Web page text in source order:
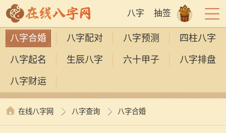
八字 抽签
八字合婚 八字配对 八字预测 四柱八字
八字起名 生辰八字 六十甲子 八字排盘
八字财运
在线八字网 八字查询 八字合婚